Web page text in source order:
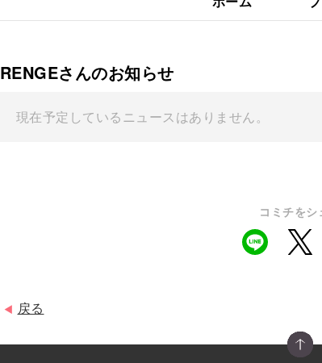
RENGEさんのお知らせ
現在予定しているニュースはありません。
コミチをシ
◀ 戻る